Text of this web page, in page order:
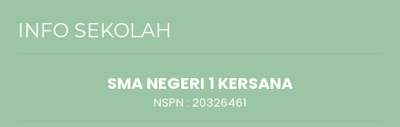
INFO SEKOLAH
SMA NEGERI 1 KERSANA
NSPN : 20326461